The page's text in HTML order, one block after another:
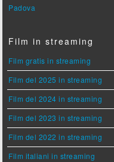
Padova
Film in streaming
Film gratis in streaming
Film del 2025 in streaming
Film del 2024 in streaming
Film del 2023 in streaming
Film del 2022 in streaming
Film italiani in streaming